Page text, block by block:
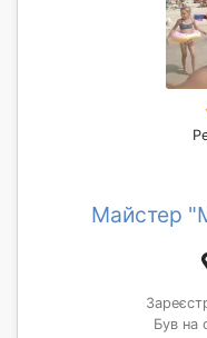
Майстер
Був на